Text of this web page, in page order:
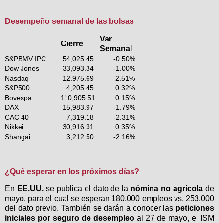
Desempeño semanal de las bolsas
Cierre
Var.
Semanal
S&PBMV IPC 54,025.45
-0.50%
Dow Jones
33,093.34 -1.00%
Nasdaq
12,975.69 2.51%
S&P500
4,205.45
0.32%
Bovespa
110,905.51 0.15%
DAX
15,983.97 -1.79%
CAC 40
7,319.18
-2.31%
Nikkei
30,916.31 0.35%
Shangai
3,212.50 -2.16%
¿Qué esperar en los próximos días?
En EE.UU.se publica el dato de la nómina no agrícola de
mayo, para el cual se esperan 180,000 empleos vs. 253,000
del dato previo. También se darán a conocer las peticiones
iniciales por seguro de desempleo al 27 de mayo, el ISM